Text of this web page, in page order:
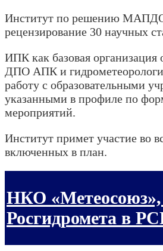
Институт по решению
рецензирование 30 научных
ИПК как базовая организация
ДПО АПК и
работу с образовательными
указанными в профиле по
мероприятий.
Институт примет участие во
включенных в план.
НКО
Росгидромета в